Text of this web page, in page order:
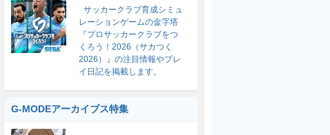
サッカークラブ育成シミュ
レーションゲームの金字塔
『プロサッカークラブをつ
くろう！2026（サカつく
2026）』の注目情報やプレ
イ日記を掲載します。
G-MODEアーカイブス特集